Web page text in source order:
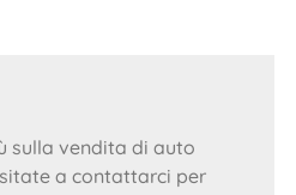
sulla vendita di auto
a contattarci per